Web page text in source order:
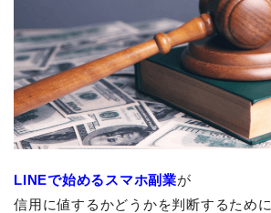
LINEで始めるスマホ副業が
信用に値するかどうかを判断するために